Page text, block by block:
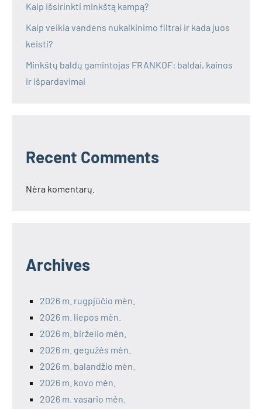
Kaip išsirinkti minkštą kampą?
Kaip veikia vandens nukalkinimo filtrai ir kada juos
keisti?
Minkštų baldų gamintojas FRANKOF: baldai, kainos
ir išpardavimai
Recent Comments
Nėra komentarų.
Archives
2026 m. rugpjūčio mėn.
2026 m. liepos mėn.
2026 m. birželio mėn.
2026 m. gegužės mėn.
2026 m. balandžio mėn.
2026 m. kovo mėn.
2026 m. vasario mėn.